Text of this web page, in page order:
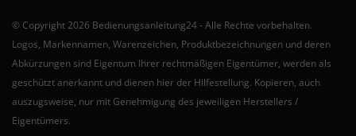
© Copyright 2026 Bedienungsanleitung24 - Alle Rechte vorbehalten.
Logos, Markennamen, Warenzeichen, Produktbezeichnungen und deren
Abkürzungen sind Eigentum Ihrer rechtmäßigen Eigentümer, werden als
geschützt anerkannt und dienen hier der Hilfestellung. Kopieren, auch
auszugsweise, nur mit Genehmigung des jeweiligen Herstellers /
Eigentümers.